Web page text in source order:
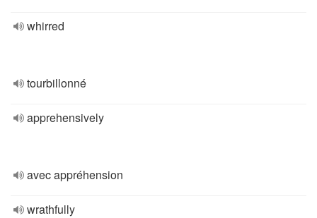
whirred
tourbillonné
apprehensively
avec appréhension
wrathfully